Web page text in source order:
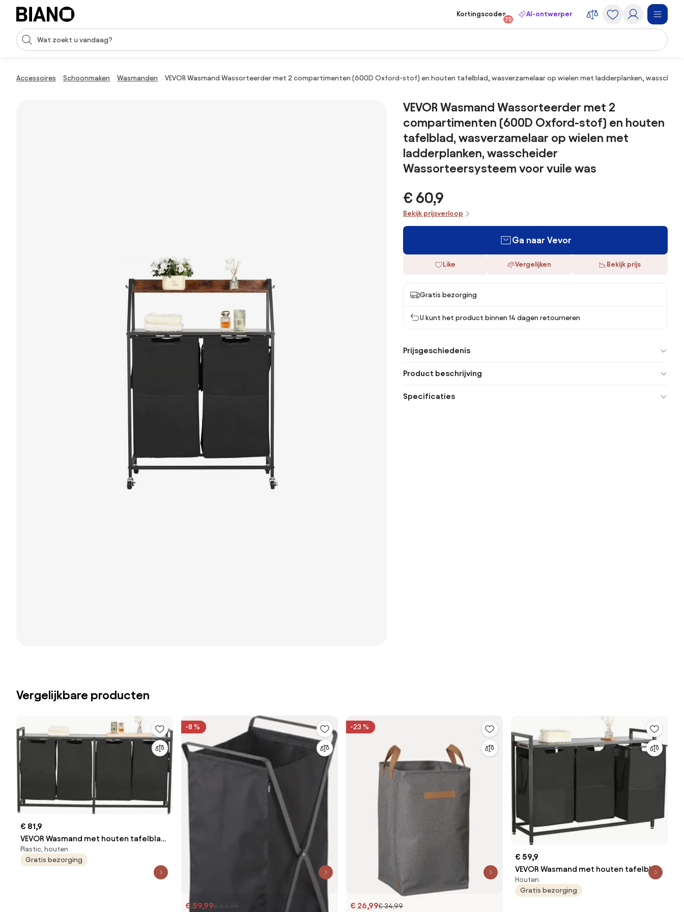
Navigatie overslaan, naar inhoud springen
Zoekopdracht invoeren
Kortingscodes
75
AI-ontwerper
Accessoires Schoonmaken Wasmanden VEVOR Wasmand Wassorteerder met 2 compartimenten (600D Oxford-stof) en houten tafelblad, wasverzamelaar op wielen met ladderplanken,
VEVOR Wasmand Wassorteerder met 2
compartimenten (600D Oxford-stof) en houten
tafelblad, wasverzamelaar op wielen met
ladderplanken, wasscheider
Wassorteersysteem voor vuile was
€ 60,9
Bekijk prijsverloop
Ga naar Vevor
Like Vergelijken Bekijk prijs
Gratis bezorging
U kunt het product binnen 14 dagen retourneren
Prijsgeschiedenis
Product beschrijving
Specificaties
Vergelijkbare producten
€ 81,9
VEVOR Wasmand met houten tafelblad,
wassorteerder met 4 uitschuifbare
zakken (600D Oxford-stof) en metalen
frame, wassorteersysteem voor vuile
Plastic, houten
Gratis bezorging
-8 %
€ 59,99€ 64,99
-23 %
€ 26,99€ 34,99
€ 59,9
VEVOR Wasmand met houten tafelblad,
wassorteerder met 3 uitschuifbare
zakken (600D Oxford-stof) en metalen
Houten
Gratis bezorging